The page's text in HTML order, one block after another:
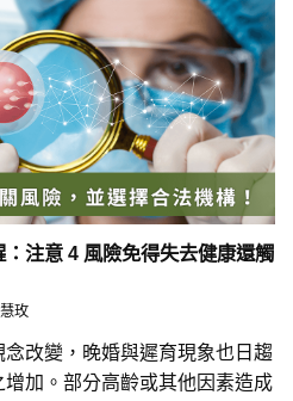
注意 4 風險免得失去健康還觸
玫
改變，晚婚與遲育現象也日趨
加。部分高齡或其他因素造成